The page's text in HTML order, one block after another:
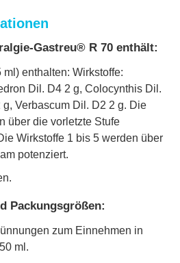
Gastreu® R 70 enthält:
enthalten: Wirkstoffe:
Dil. D4 2 g, Colocynthis Dil.
Verbascum Dil. D2 2 g. Die
über die vorletzte Stufe
Wirkstoffe 1 bis 5 werden über
potenziert.
Packungsgrößen:
zum Einnehmen in
ml.